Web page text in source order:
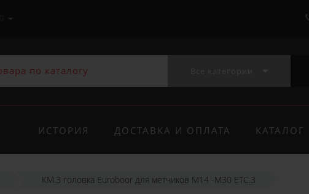
ИСТОРИЯ ДОСТАВКА И ОПЛАТА КАТАЛОГ
КМ.3 головка Euroboor для метчиков M14 -M30 ETC.3